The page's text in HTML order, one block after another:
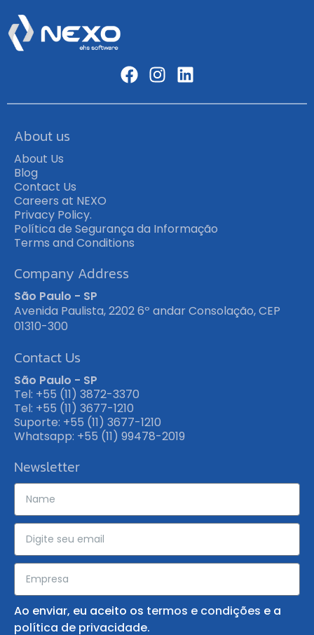
About us
About Us
Blog
Contact Us
Careers at NEXO
Privacy Policy.
Política de Segurança da Informação
Terms and Conditions
Company Address
São Paulo - SP
Avenida Paulista, 2202 6º andar Consolação, CEP
01310-300
Contact Us
São Paulo - SP
Tel: +55 (11) 3872-3370
Tel: +55 (11) 3677-1210
Suporte: +55 (11) 3677-1210
Whatsapp: +55 (11) 99478-2019
Newsletter
Ao enviar, eu aceito os termos e condições e a
política de privacidade.